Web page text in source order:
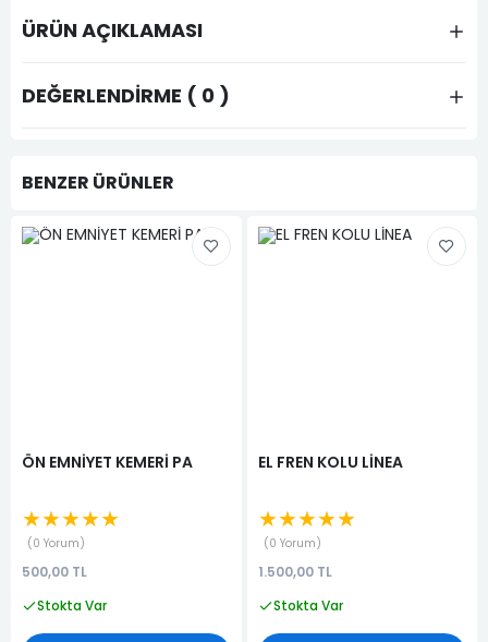
ÜRÜN AÇIKLAMASI
DEĞERLENDIRME ( 0 )
BENZER ÜRÜNLER
ÖN EMNİYET KEMERİ PA
★★★★★
0 Yorum
500,00 TL
Stokta Var
EL FREN KOLU LİNEA
★★★★★
0 Yorum
1.500,00 TL
Stokta Var